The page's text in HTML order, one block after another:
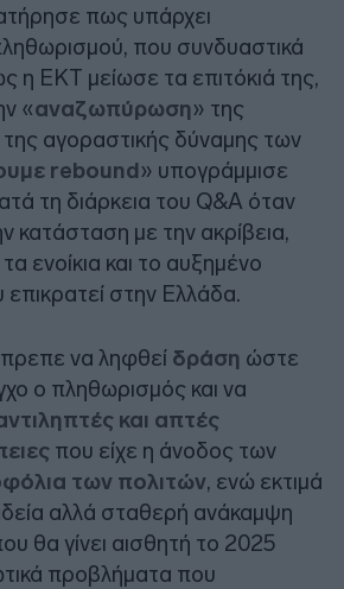
πως υπάρχει
που συνδυαστικά
η ΕΚΤ μείωσε τα επιτόκιά της,
«αναζωπύρωση» της
αγοραστικής δύναμης των
rebound» υπογράμμισε
τη διάρκεια του Q&A όταν
κατάσταση με την ακρίβεια,
ενοίκια και το αυξημένο
στην Ελλάδα.
να ληφθεί δράση ώστε
ο πληθωρισμός και να
και απτές
που είχε η άνοδος των
των πολιτών, ενώ εκτιμά
αλλά σταθερή ανάκαμψη
θα γίνει αισθητή το 2025
προβλήματα που